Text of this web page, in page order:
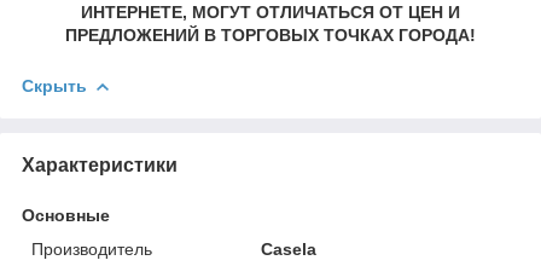
ИНТЕРНЕТЕ, МОГУТ ОТЛИЧАТЬСЯ ОТ ЦЕН И
ПРЕДЛОЖЕНИЙ В ТОРГОВЫХ ТОЧКАХ ГОРОДА!
Скрыть
Характеристики
Основные
Производитель
Casela